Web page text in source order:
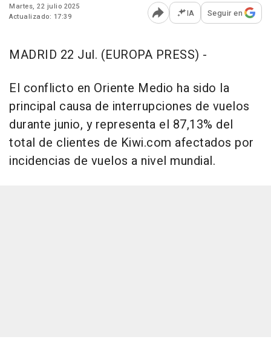
Martes, 22 julio 2025
Actualizado: 17:39
Abrir opciones para
IA Seguir en
MADRID 22 Jul. (EUROPA PRESS) -
El conflicto en Oriente Medio ha sido la
principal causa de interrupciones de vuelos
durante junio, y representa el 87,13% del
total de clientes de Kiwi.com afectados por
incidencias de vuelos a nivel mundial.